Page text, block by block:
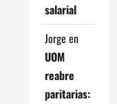
salarial
Jorge en
UOM
reabre
paritarias: